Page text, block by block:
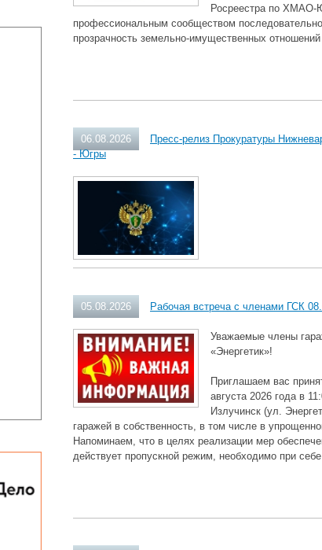
Росреестра по
профессиональным сообществом
прозрачность земельно‑имущественных
06.08.2026
Пресс-релиз Прокуратуры
- Югры
05.08.2026 Рабочая встреча с членами ГСК
Уважаемые члены
«Энергетик»!
Приглашаем вас
августа 2026 года в
Излучинск (ул.
гаражей в собственность, в том числе в
Напоминаем, что в целях реализации мер
действует пропускной режим, необходимо при